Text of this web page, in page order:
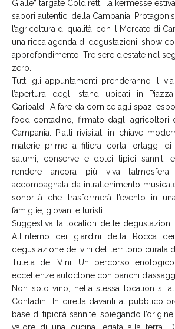
Gialle” targate Coldiretti, la kermesse
sapori autentici della Campania.
l’agricoltura di qualità, con il Mercato di
una ricca agenda di degustazioni, show
approfondimento. Tre sere d’estate nel
zero.
Tutti gli appuntamenti prenderanno il
l’apertura degli stand ubicati in
Garibaldi. A fare da cornice agli spazi
food contadino, firmato dagli agricoltori
Campania. Piatti rivisitati in chiave
materie prime a filiera corta: ortaggi di
salumi, conserve e dolci tipici sanniti
rendere ancora più viva
accompagnata da intrattenimento
sonorità che trasformerà l’evento in
famiglie, giovani e turisti.
Suggestiva la location delle degustazioni
All’interno dei giardini della Rocca
degustazione dei vini del territorio curata
Tutela dei Vini. Un percorso
eccellenze autoctone con banchi
Non solo vino, nella stessa location si
Contadini. In diretta davanti al pubblico
base di tipicità sannite, spiegando
valore di una cucina legata alla terra.